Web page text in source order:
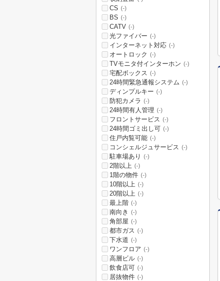
CS (-)
BS (-)
CATV (-)
光ファイバー (-)
インターネット対応 (-)
オートロック (-)
TVモニタ付インターホン (-)
宅配ボックス (-)
24時間緊急通報システム (-)
ディンプルキー (-)
防犯カメラ (-)
24時間有人管理 (-)
フロントサービス (-)
24時間ゴミ出し可 (-)
住戸内覧可能 (-)
コンシェルジュサービス (-)
駐車場あり (-)
2階以上 (-)
1階の物件 (-)
10階以上 (-)
20階以上 (-)
最上階 (-)
南向き (-)
角部屋 (-)
都市ガス (-)
下水道 (-)
ワンフロア (-)
高層ビル (-)
飲食店可 (-)
居抜物件 (-)